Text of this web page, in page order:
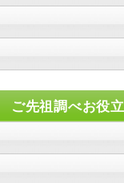
ご先祖調べお役